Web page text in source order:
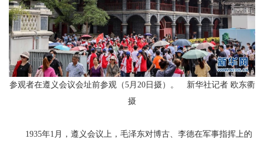
参观者在遵义会议会址前参观（5月20日摄）。 新华社记者 欧东衢
摄
1935年1月，遵义会议上，毛泽东对博古、李德在军事指挥上的